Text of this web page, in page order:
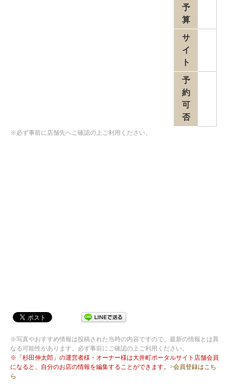
予
算
サ
イ
ト
予
約
可
否
※必ず事前に店舗先へご確認の上ご利用ください。
※写真やおすすめ情報は投稿された当時の内容ですので、最新の情報とは異
なる可能性があります。必ず事前にご確認の上ご利用ください。
※「杉田伸太郎」の運営者様・オーナー様は大井町ポータルサイト店舗会員
になると、自分のお店の情報を編集することができます。 >会員登録はこち
ら